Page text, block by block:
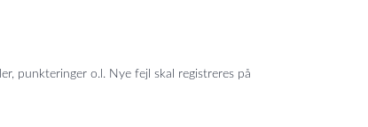
punkteringer o.l. Nye fejl skal registreres på